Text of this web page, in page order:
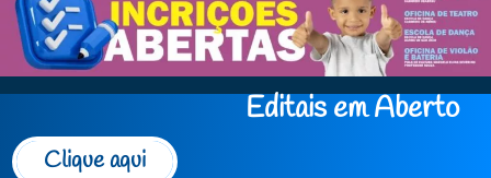
Editais em Aberto
Clique aqui